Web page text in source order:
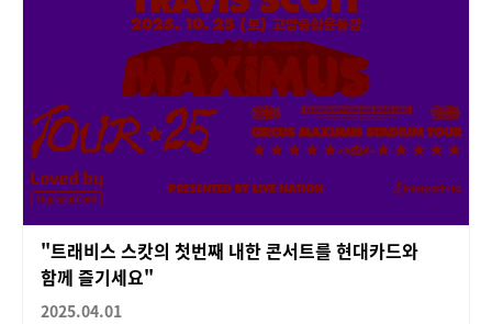
"트래비스 스캇의 첫번째 내한 콘서트를 현대카드와
함께 즐기세요"
2025.04.01